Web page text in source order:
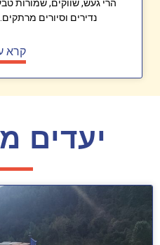
הרי געש, שווקים, שמורות
נדירים וסיורים
קרא
יעדים